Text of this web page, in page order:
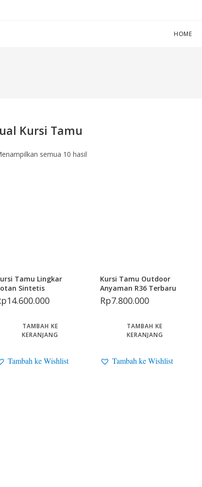
HOME
Kursi Tamu
semua 10 hasil
Tamu Lingkar
Sintetis
14.600.000
TAMBAH KE
KERANJANG
Tambah ke Wishlist
Kursi Tamu Outdoor
Anyaman R36 Terbaru
Rp7.800.000
TAMBAH KE
KERANJANG
Tambah ke Wishlist